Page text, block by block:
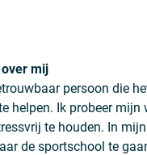
mij
persoon die
helpen. Ik probeer mijn
te houden. In
de sportschool te